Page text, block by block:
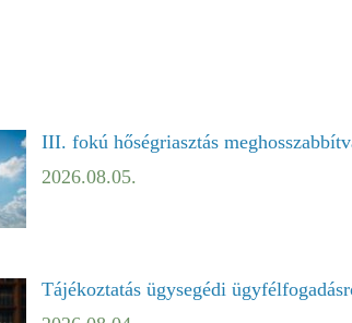
III. fokú hőségriasztás
2026.08.05.
Tájékoztatás ügysegédi